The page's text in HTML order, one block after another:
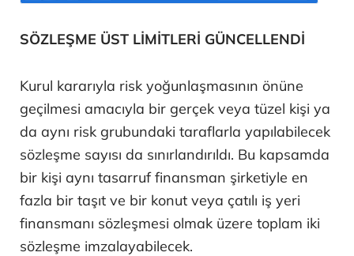
SÖZLEŞME ÜST LİMİTLERİ GÜNCELLENDİ
Kurul kararıyla risk yoğunlaşmasının önüne
geçilmesi amacıyla bir gerçek veya tüzel kişi ya
da aynı risk grubundaki taraflarla yapılabilecek
sözleşme sayısı da sınırlandırıldı. Bu kapsamda
bir kişi aynı tasarruf finansman şirketiyle en
fazla bir taşıt ve bir konut veya çatılı iş yeri
finansmanı sözleşmesi olmak üzere toplam iki
sözleşme imzalayabilecek.